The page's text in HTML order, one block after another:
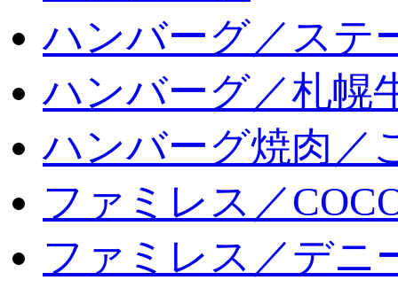
ハンバーグ／ステ
ハンバーグ／札幌
ハンバーグ焼肉／
ファミレス／
ファミレス／デニ